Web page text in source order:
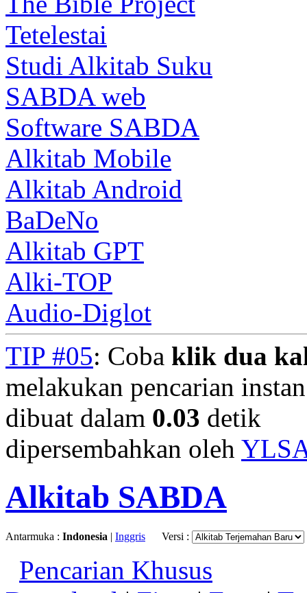
Tetelestai
Studi Alkitab Suku
SABDA web
Software SABDA
Alkitab Mobile
Alkitab Android
BaDeNo
Alkitab GPT
Alki-TOP
Audio-Diglot
TIP #05: Coba klik dua
melakukan pencarian
dibuat dalam 0.03 detik
dipersembahkan oleh
Alkitab SABDA
Antarmuka : Indonesia | Inggris Versi :
Pencarian Khusus